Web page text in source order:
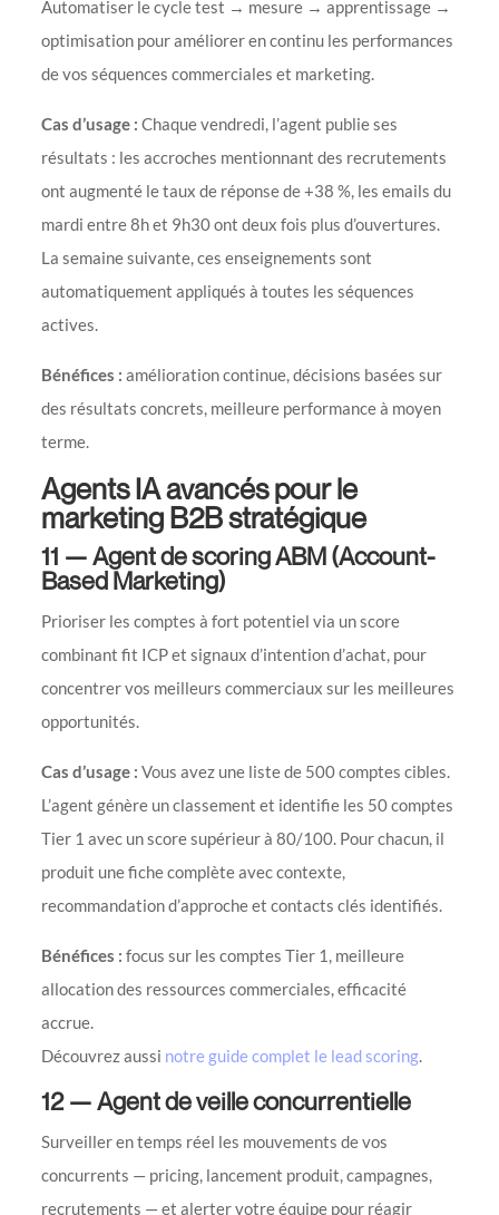
Automatiser le cycle test → mesure → apprentissage →
optimisation pour améliorer en continu les performances
de vos séquences commerciales et marketing.
Cas d’usage : Chaque vendredi, l’agent publie ses
résultats : les accroches mentionnant des recrutements
ont augmenté le taux de réponse de +38 %, les emails du
mardi entre 8h et 9h30 ont deux fois plus d’ouvertures.
La semaine suivante, ces enseignements sont
automatiquement appliqués à toutes les séquences
actives.
Bénéfices : amélioration continue, décisions basées sur
des résultats concrets, meilleure performance à moyen
terme.
Agents IA avancés pour le
marketing B2B stratégique
11 — Agent de scoring ABM (Account-
Based Marketing)
Prioriser les comptes à fort potentiel via un score
combinant fit ICP et signaux d’intention d’achat, pour
concentrer vos meilleurs commerciaux sur les meilleures
opportunités.
Cas d’usage : Vous avez une liste de 500 comptes cibles.
L’agent génère un classement et identifie les 50 comptes
Tier 1 avec un score supérieur à 80/100. Pour chacun, il
produit une fiche complète avec contexte,
recommandation d’approche et contacts clés identifiés.
Bénéfices : focus sur les comptes Tier 1, meilleure
allocation des ressources commerciales, efficacité
accrue.
Découvrez aussi notre guide complet le lead scoring.
12 — Agent de veille concurrentielle
Surveiller en temps réel les mouvements de vos
concurrents — pricing, lancement produit, campagnes,
recrutements — et alerter votre équipe pour réagir